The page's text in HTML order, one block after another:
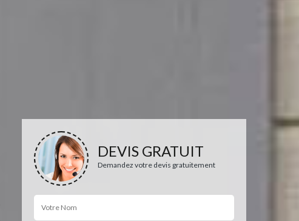
DEVIS GRATUIT
Demandez votre devis gratuitement